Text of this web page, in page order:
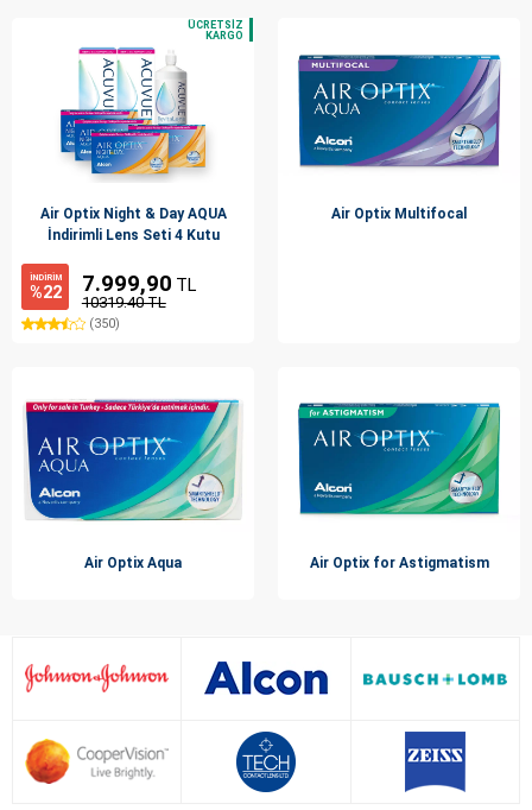
Air Optix Night & Day AQUA
İndirimli Lens Seti 4 Kutu
İNDİRİM
%22 7.999,90 TL
10319.40 TL
(350)
Air Optix Multifocal
Air Optix Aqua Air Optix for Astigmatism